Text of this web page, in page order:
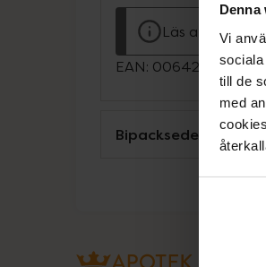
Denna
Vi
till de
med
Läs alltid
EAN:
Bipacksedel från